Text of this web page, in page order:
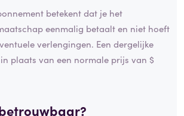
betekent dat je het
eenmalig betaalt en niet hoeft
verlengingen. Een dergelijke
plaats van een normale prijs van $
betrouwbaar?